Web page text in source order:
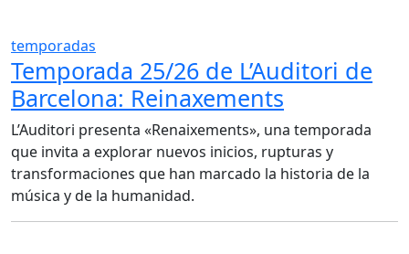
temporadas
Temporada 25/26 de L’Auditori de
Barcelona: Reinaxements
L’Auditori presenta «Renaixements», una temporada
que invita a explorar nuevos inicios, rupturas y
transformaciones que han marcado la historia de la
música y de la humanidad.